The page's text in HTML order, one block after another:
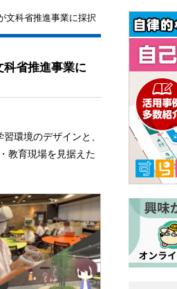
文科省推進事業に採択
省推進事業に
環境のデザインと、
教育現場を見据えた